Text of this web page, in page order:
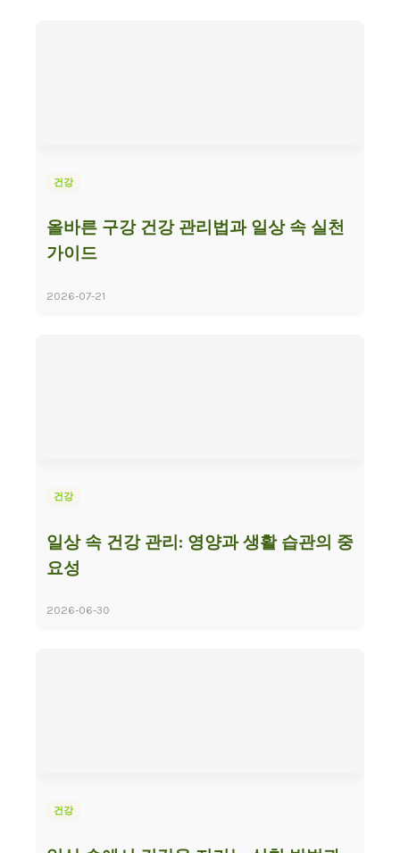
건강
올바른 구강 건강 관리법과 일상 속 실천
가이드
2026-07-21
건강
일상 속 건강 관리: 영양과 생활 습관의 중
요성
2026-06-30
건강